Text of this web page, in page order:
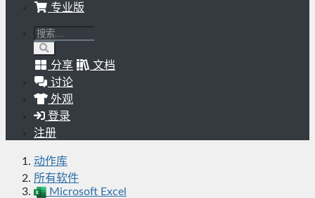
专业版
分享
文档
讨论
外观
登录
注册
动作库
所有软件
Microsoft Excel